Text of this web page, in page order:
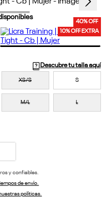
40% OFF
10% OFF EXTRA
Descubre tu talla aquí
XS/S S
M/L L
y confiables.
de envío.
políticas.